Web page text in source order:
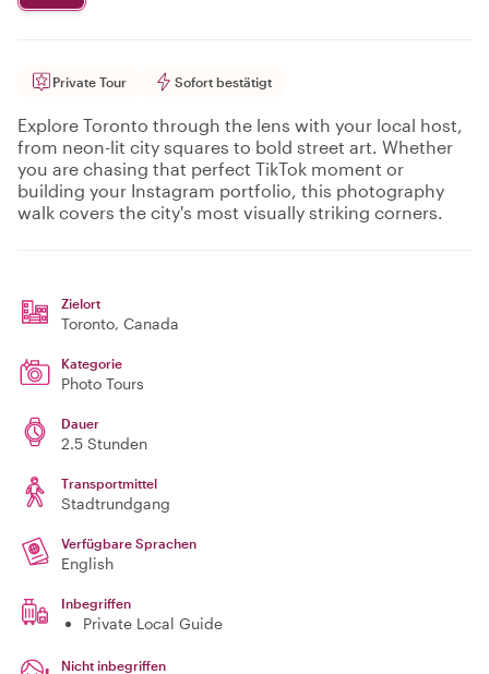
Private Tour Sofort bestätigt
Explore Toronto through the lens with your local host,
from neon-lit city squares to bold street art. Whether
you are chasing that perfect TikTok moment or
building your Instagram portfolio, this photography
walk covers the city's most visually striking corners.
Zielort
Toronto, Canada
Kategorie
Photo Tours
Dauer
2.5 Stunden
Transportmittel
Stadtrundgang
Verfügbare Sprachen
English
Inbegriffen
Private Local Guide
Nicht inbegriffen